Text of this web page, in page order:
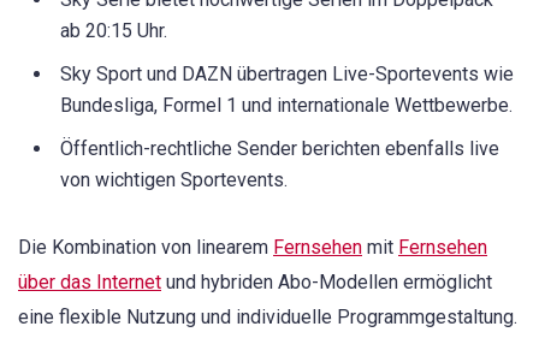
ab 20:15 Uhr.
Sky Sport und DAZN übertragen Live-Sportevents wie
Bundesliga, Formel 1 und internationale Wettbewerbe.
Öffentlich-rechtliche Sender berichten ebenfalls live
von wichtigen Sportevents.
Die Kombination von linearem Fernsehen mit Fernsehen
über das Internet und hybriden Abo-Modellen ermöglicht
eine flexible Nutzung und individuelle Programmgestaltung.